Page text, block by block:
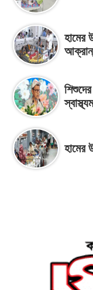
হামের
হামের